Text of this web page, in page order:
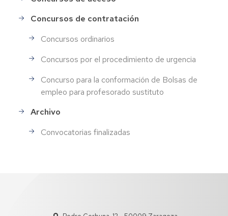
Concursos de contratación
Concursos ordinarios
Concursos por el procedimiento de urgencia
Concurso para la conformación de Bolsas de
empleo para profesorado sustituto
Archivo
Convocatorias finalizadas